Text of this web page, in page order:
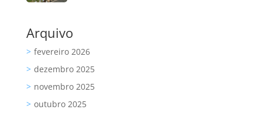
Arquivo
fevereiro 2026
dezembro 2025
novembro 2025
outubro 2025